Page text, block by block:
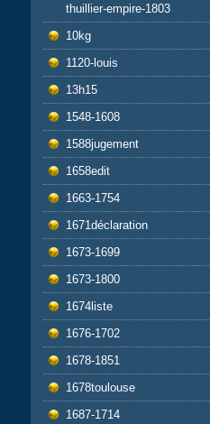
thuillier-empire-1803
10kg
1120-louis
13h15
1548-1608
1588jugement
1658edit
1663-1754
1671déclaration
1673-1699
1673-1800
1674liste
1676-1702
1678-1851
1678toulouse
1687-1714